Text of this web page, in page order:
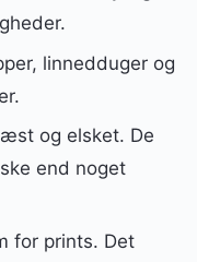
linnedduger og
og elsket. De
end noget
for prints. Det